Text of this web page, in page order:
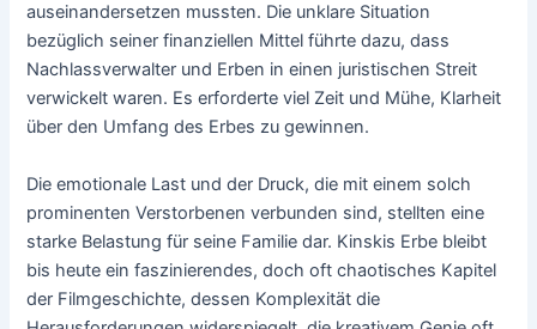
auseinandersetzen mussten. Die unklare Situation
bezüglich seiner finanziellen Mittel führte dazu, dass
Nachlassverwalter und Erben in einen juristischen Streit
verwickelt waren. Es erforderte viel Zeit und Mühe, Klarheit
über den Umfang des Erbes zu gewinnen.
Die emotionale Last und der Druck, die mit einem solch
prominenten Verstorbenen verbunden sind, stellten eine
starke Belastung für seine Familie dar. Kinskis Erbe bleibt
bis heute ein faszinierendes, doch oft chaotisches Kapitel
der Filmgeschichte, dessen Komplexität die